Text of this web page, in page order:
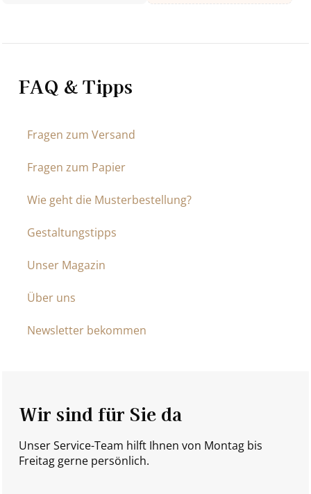
FAQ & Tipps
Fragen zum Versand
Fragen zum Papier
Wie geht die Musterbestellung?
Gestaltungstipps
Unser Magazin
Über uns
Newsletter bekommen
Wir sind für Sie da
Unser Service-Team hilft Ihnen von Montag bis
Freitag gerne persönlich.